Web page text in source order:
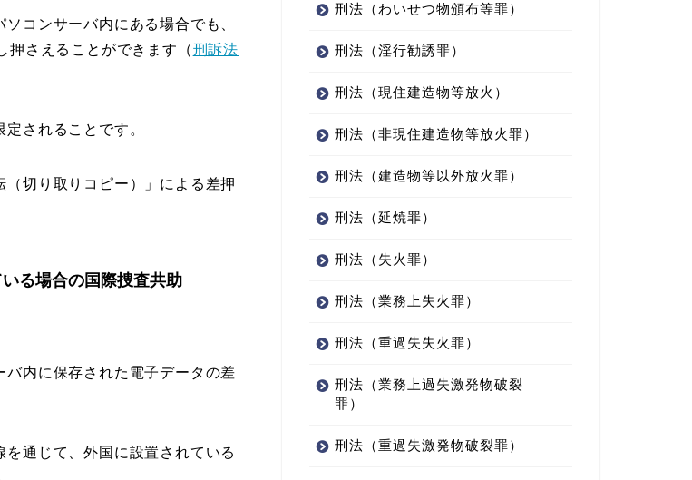
コンサーバ内にある場合でも、
押さえることができます（刑訴法
されることです。
切り取りコピー）」による差押
る場合の国際捜査共助
内に保存された電子データの差
通じて、外国に設置されている
刑法（わいせつ物頒布等罪）
刑法（淫行勧誘罪）
刑法（現住建造物等放火）
刑法（非現住建造物等放火罪）
刑法（建造物等以外放火罪）
刑法（延焼罪）
刑法（失火罪）
刑法（業務上失火罪）
刑法（重過失失火罪）
刑法（業務上過失激発物破裂
罪）
刑法（重過失激発物破裂罪）